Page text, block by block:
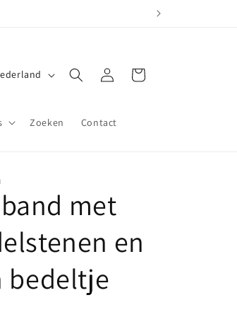
Zoeken Contact
| Nederland InloggenWinkelwagen
met
en
bedeltje